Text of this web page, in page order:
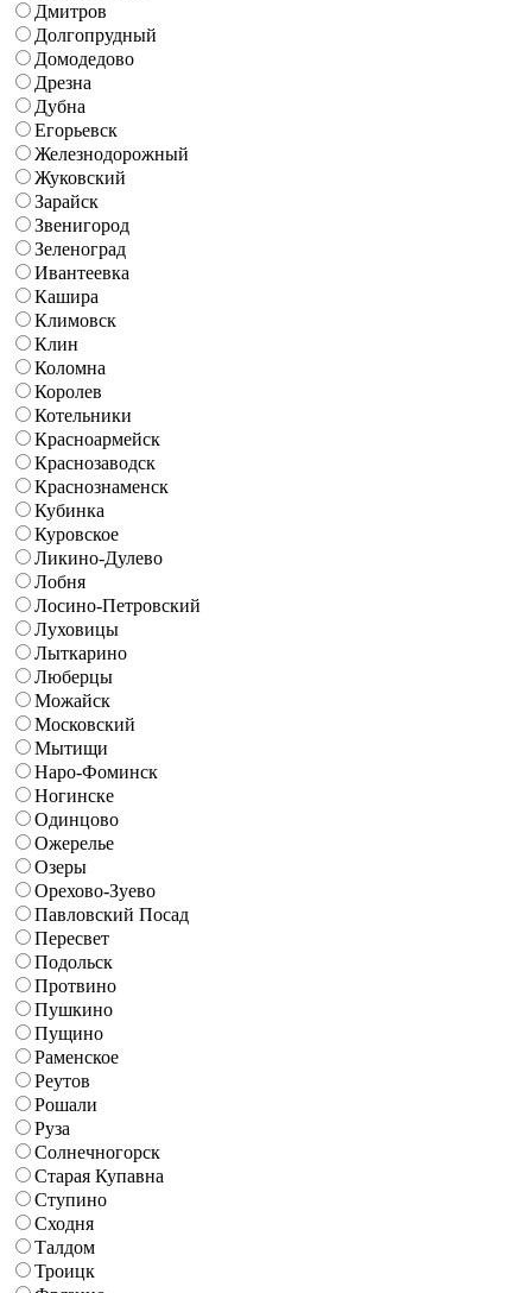
Дмитров
Долгопрудный
Домодедово
Дрезна
Дубна
Егорьевск
Железнодорожный
Жуковский
Зарайск
Звенигород
Зеленоград
Ивантеевка
Кашира
Климовск
Клин
Коломна
Королев
Котельники
Красноармейск
Краснозаводск
Краснознаменск
Кубинка
Куровское
Ликино-Дулево
Лобня
Лосино-Петровский
Луховицы
Лыткарино
Люберцы
Можайск
Московский
Мытищи
Наро-Фоминск
Ногинске
Одинцово
Ожерелье
Озеры
Орехово-Зуево
Павловский Посад
Пересвет
Подольск
Протвино
Пушкино
Пущино
Раменское
Реутов
Рошали
Руза
Солнечногорск
Старая Купавна
Ступино
Сходня
Талдом
Троицк